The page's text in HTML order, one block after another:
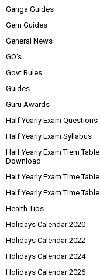
Ganga Guides
Gem Guides
General News
GO's
Govt Rules
Guides
Guru Awards
Half Yearly Exam Questions
Half Yearly Exam Syllabus
Half Yearly Exam Tiem
Download
Half Yearly Exam Time Table
Half Yearly Exam Time
Health Tips
Holidays Calendar 2020
Holidays Calendar 2022
Holidays Calendar 2024
Holidays Calendar 2026